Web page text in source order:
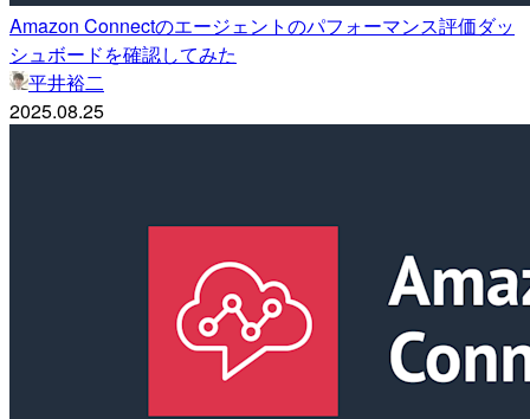
Amazon Connectのエージェントのパフォーマンス評価ダッ
シュボードを確認してみた
平井裕二
2025.08.25